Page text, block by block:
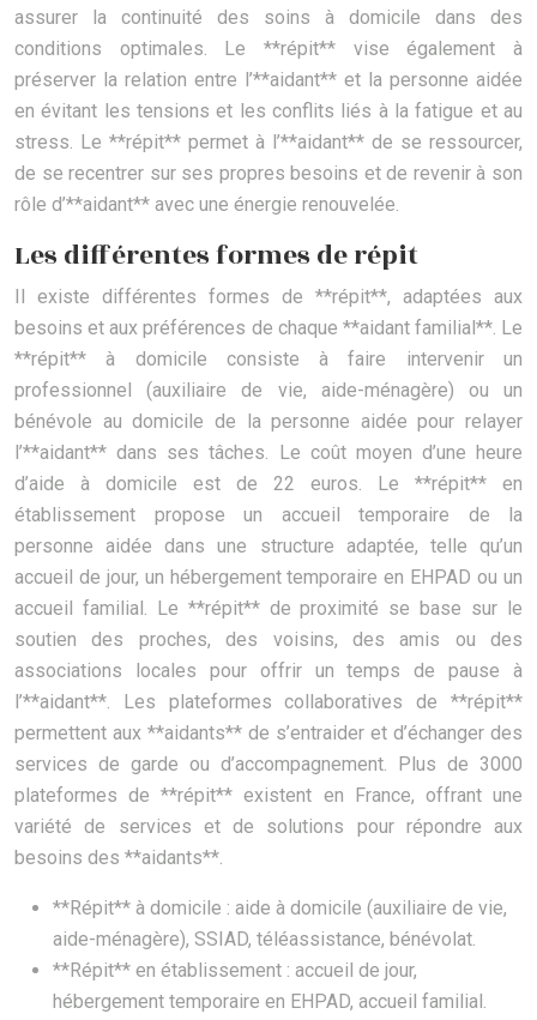
assurer la continuité des soins à domicile dans des
conditions optimales. Le **répit** vise également à
préserver la relation entre l’**aidant** et la personne aidée
en évitant les tensions et les conflits liés à la fatigue et au
stress. Le **répit** permet à l’**aidant** de se ressourcer,
de se recentrer sur ses propres besoins et de revenir à son
rôle d’**aidant** avec une énergie renouvelée.
Les différentes formes de répit
Il existe différentes formes de **répit**, adaptées aux
besoins et aux préférences de chaque **aidant familial**. Le
**répit** à domicile consiste à faire intervenir un
professionnel (auxiliaire de vie, aide-ménagère) ou un
bénévole au domicile de la personne aidée pour relayer
l’**aidant** dans ses tâches. Le coût moyen d’une heure
d’aide à domicile est de 22 euros. Le **répit** en
établissement propose un accueil temporaire de la
personne aidée dans une structure adaptée, telle qu’un
accueil de jour, un hébergement temporaire en EHPAD ou un
accueil familial. Le **répit** de proximité se base sur le
soutien des proches, des voisins, des amis ou des
associations locales pour offrir un temps de pause à
l’**aidant**. Les plateformes collaboratives de **répit**
permettent aux **aidants** de s’entraider et d’échanger des
services de garde ou d’accompagnement. Plus de 3000
plateformes de **répit** existent en France, offrant une
variété de services et de solutions pour répondre aux
besoins des **aidants**.
**Répit** à domicile : aide à domicile (auxiliaire de vie,
aide-ménagère), SSIAD, téléassistance, bénévolat.
**Répit** en établissement : accueil de jour,
hébergement temporaire en EHPAD, accueil familial.